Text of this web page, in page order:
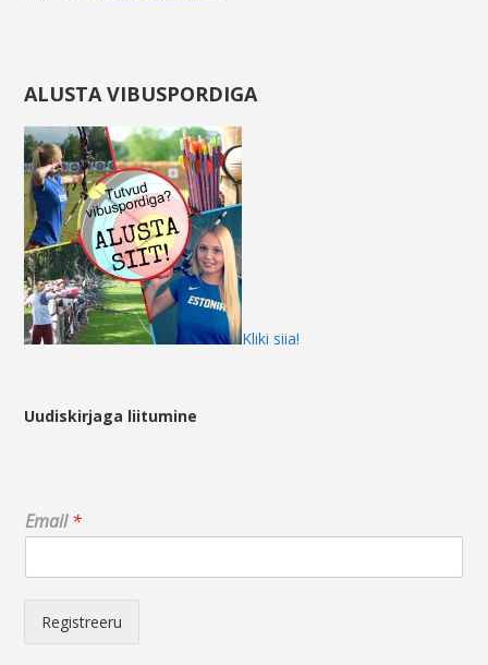
ALUSTA VIBUSPORDIGA
Kliki siia!
Uudiskirjaga liitumine
E
m
i
Email*
Registreeru